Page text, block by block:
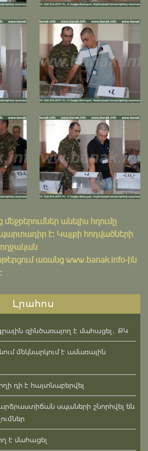
անելիս հղումը
է: Կայքի հոդվածների
առանց www.banak.info-ին
Լրահոս
զինծառայող է մահացել․ ՔԿ
մեկնարկում է ամառային
դի է հայտնաբերվել
սպաների շնորհվել են
է մահացել